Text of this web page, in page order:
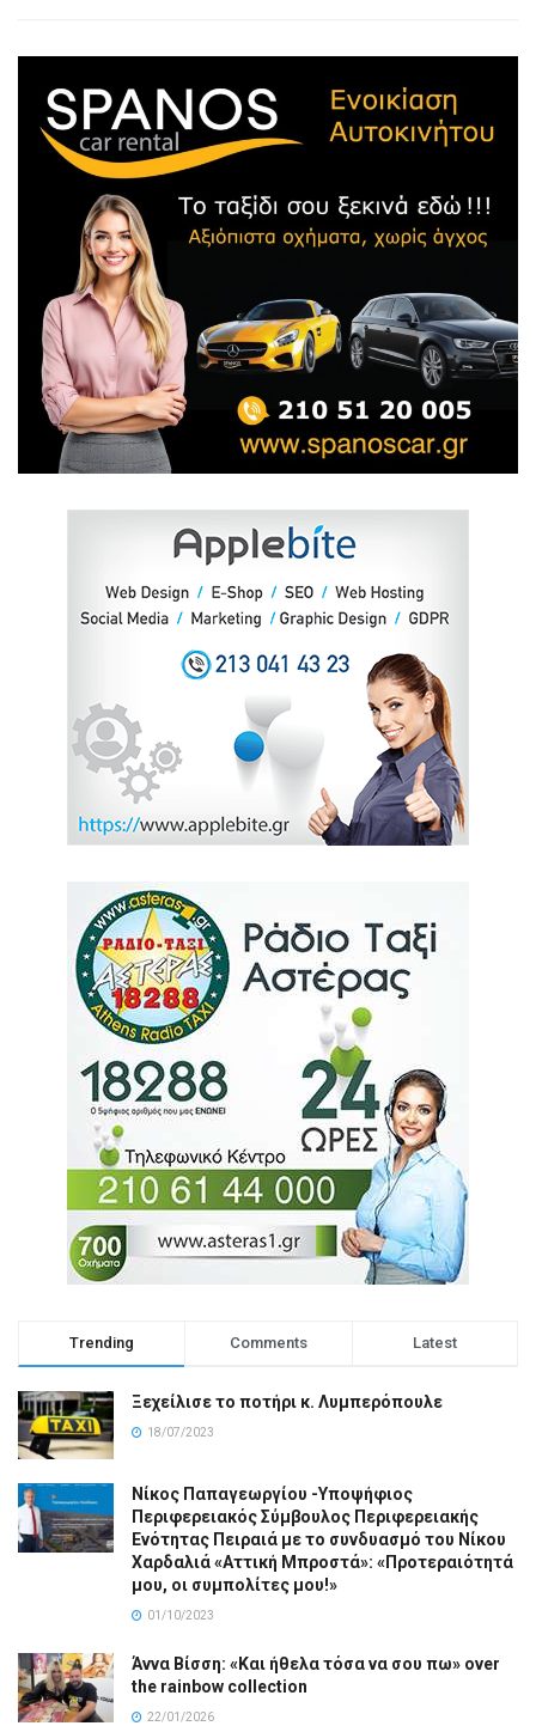
Trending Comments Latest
Ξεχείλισε το ποτήρι κ. Λυμπερόπουλε
18/07/2023
Νίκος Παπαγεωργίου -Υποψήφιος
Περιφερειακός Σύμβουλος Περιφερειακής
Ενότητας Πειραιά με το συνδυασμό του Νίκου
Χαρδαλιά «Αττική Μπροστά»: «Προτεραιότητά
μου, οι συμπολίτες μου!»
01/10/2023
Άννα Βίσση: «Και ήθελα τόσα να σου πω» over
the rainbow collection
22/01/2026